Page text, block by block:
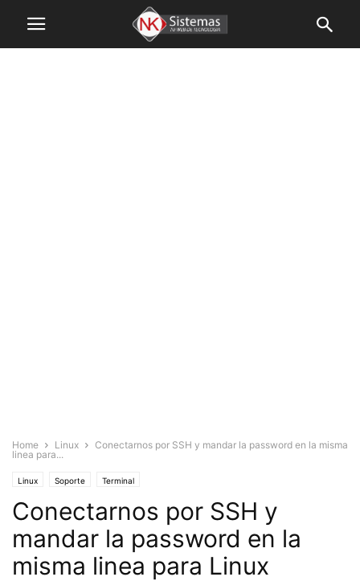
Home Linux
Conectarnos por SSH y mandar la password en la misma
linea para...
Linux Soporte Terminal
Conectarnos por SSH y
mandar la password en la
misma linea para Linux